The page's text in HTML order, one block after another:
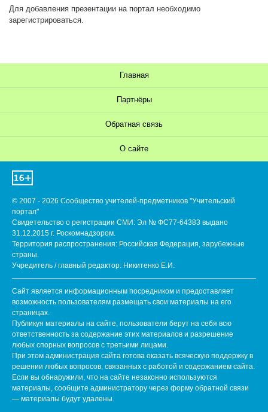
Для добавления презентации на портал необходимо
зарегистрироваться.
Главная
Партнёры
Обратная связь
О сайте
© 2007 - 2026 Сообщество учителей-предметников "Учительский
портал"
Свидетельство о регистрации СМИ: Эл № ФС77-64383 выдано
31.12.2015 г. Роскомнадзором.
Территория распространения: Российская Федерация, зарубежные
страны.
Учредитель / главный редактор: Никитенко Е.И.
Сайт является информационным посредником и предоставляет
возможность пользователям размещать свои материалы на его
страницах.
Публикуя материалы на сайте, пользователи берут на себя всю
ответственность за содержание этих материалов и разрешение
любых спорных вопросов с третьими лицами.
При этом администрация сайта готова оказать всяческую поддержку в
решении любых вопросов, связанных с работой и содержанием сайта.
Если вы обнаружили, что на сайте незаконно используются
материалы, сообщите администратору через форму обратной связи
— материалы будут удалены.